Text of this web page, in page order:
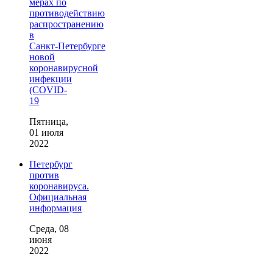
мерах по
противодействию
распространению
в
Санкт‑Петербурге
новой
коронавирусной
инфекции
(COVID-
19
Пятница,
01 июля
2022
Петербург
против
коронавируса.
Официальная
информация
Среда, 08
июня
2022